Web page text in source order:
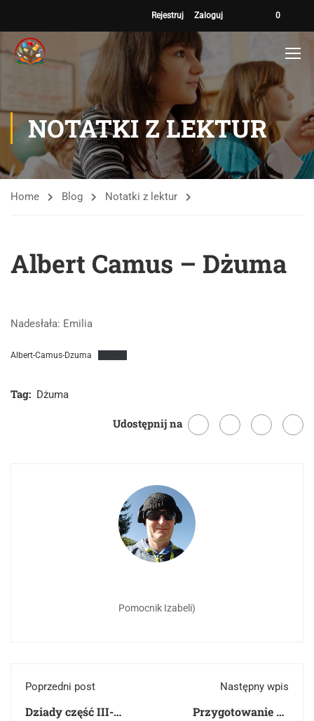
Rejestruj Zaloguj 0
NOTATKI Z LEKTUR
Home Blog Notatki z lektur
Albert Camus – Dżuma
Nadesłała: Emilia
Albert-Camus-Dzuma
Tag: Dżuma
Udostępnij na
Pomocnik Izabeli)
Poprzedni post
Dziady część III-
Następny wpis
Przygotowanie do